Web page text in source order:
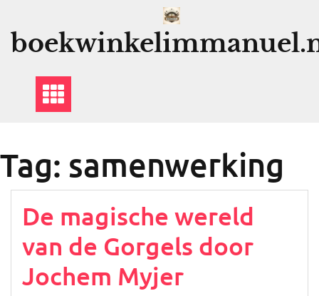
Tag: samenwerking
De magische wereld
van de Gorgels door
Jochem Myjer